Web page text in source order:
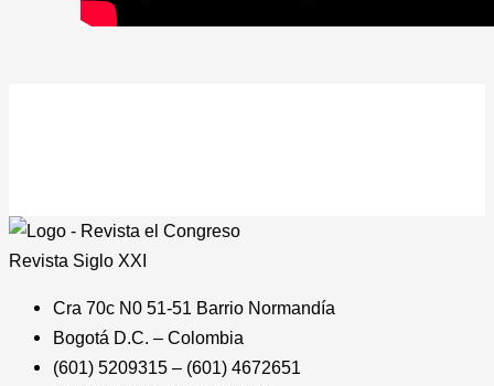
Revista Siglo XXI
Cra 70c N0 51-51 Barrio Normandía
Bogotá D.C. – Colombia
(601) 5209315 – (601) 4672651